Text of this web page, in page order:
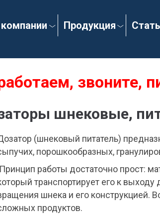
Продукция
звоните,
шнековые,
(шнековый питатель)
порошкообразных,
Принцип работы достаточно прост:
транспортирует его к
шнека и его конструкцией.
продуктов.